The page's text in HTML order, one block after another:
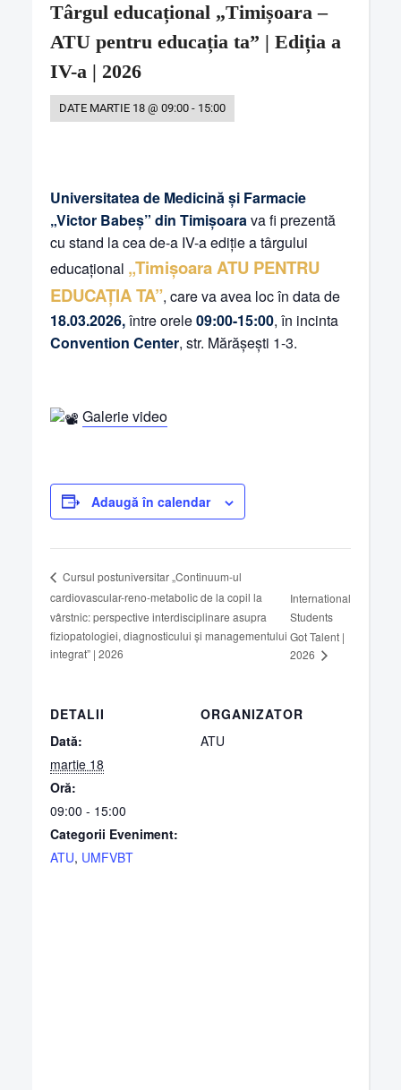
Târgul educațional „Timișoara –
ATU pentru educația ta” | Ediția a
IV-a | 2026
DATE MARTIE 18 @ 09:00 - 15:00
Universitatea de Medicină și Farmacie
„Victor Babeș” din Timișoarava fi prezentă
cu stand la cea de-a IV-a ediție a târgului
educațional „Timișoara ATU PENTRU
EDUCAȚIA TA”, care va avea loc în data de
18.03.2026,între orele09:00-15:00, în incinta
Convention Center, str. Mărășești 1-3.
Galerie video
Adaugă în calendar
DETALII
Dată:
martie 18
Oră:
09:00 - 15:00
Categorii Eveniment:
ATU, UMFVBT
ORGANIZATOR
ATU
Cursul postuniversitar „Continuum-ul
cardiovascular-reno-metabolic de la copil la
vârstnic: perspective interdisciplinare asupra
fiziopatologiei, diagnosticului și managementului
integrat” | 2026
International
Students
Got Talent |
2026